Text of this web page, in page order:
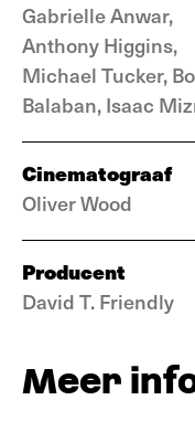
Gabrielle Anwar,
Anthony Higgins,
Michael Tucker,
Balaban, Isaac
Cinematograaf
Oliver Wood
Producent
David T. Friendly
Meer